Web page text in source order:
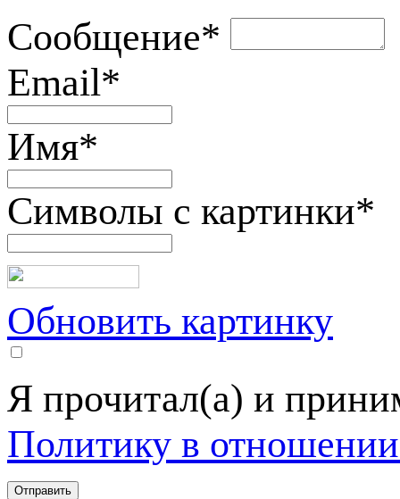
Сообщение*
Email*
Имя*
Символы с картинки*
Обновить картинку
Я прочитал(а) и
Политику в